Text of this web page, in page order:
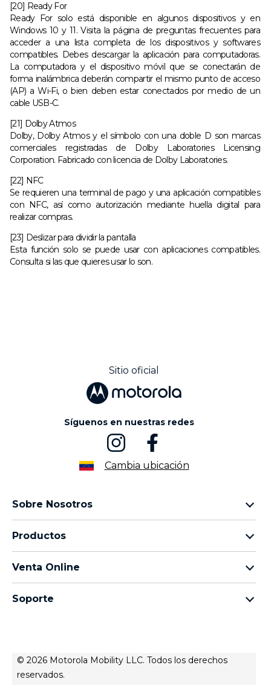
[20] Ready For
Ready For solo está disponible en algunos dispositivos y en
Windows 10 y 11. Visita la página de preguntas frecuentes para
acceder a una lista completa de los dispositivos y softwares
compatibles. Debes descargar la aplicación para computadoras.
La computadora y el dispositivo móvil que se conectarán de
forma inalámbrica deberán compartir el mismo punto de acceso
(AP) a Wi-Fi, o bien deben estar conectados por medio de un
cable USB-C.
[21] Dolby Atmos
Dolby, Dolby Atmos y el símbolo con una doble D son marcas
comerciales registradas de Dolby Laboratories Licensing
Corporation. Fabricado con licencia de Dolby Laboratories.
[22] NFC
Se requieren una terminal de pago y una aplicación compatibles
con NFC, así como autorización mediante huella digital para
realizar compras.
[23] Deslizar para dividir la pantalla
Esta función solo se puede usar con aplicaciones compatibles.
Consulta si las que quieres usar lo son.
Sitio oficial
Síguenos en nuestras redes
Cambia ubicación
Sobre Nosotros
Términos de uso
Aviso de Privacidad Web
Productos
Familia moto e
Venta Online
Soporte
Controladores
Contáctanos
© 2026 Motorola Mobility LLC. Todos los derechos
reservados.